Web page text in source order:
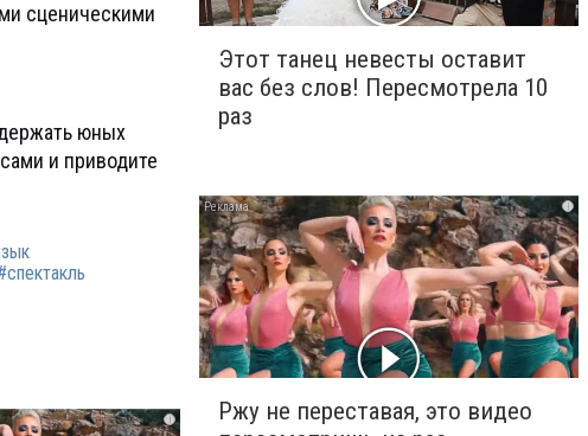
сценическими
юных
и приводите
i
Этот танец невесты оставит
вас без слов! Пересмотрела 10
раз
i
Ржу не переставая, это видео